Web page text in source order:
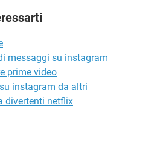
messaggi su instagram
prime video
instagram da altri
divertenti netflix